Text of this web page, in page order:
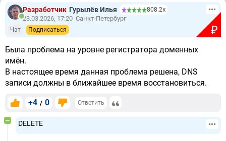
₽
Разработчик Гурылёв Илья 808.2к
23.03.2026, 17:20 Санкт-Петербург
Чат Подписаться
Была проблема на уровне регистратора доменных
имён.
В настоящее время данная проблема решена, DNS
записи должны в ближайшее время восстановиться.
+4 / 0 Ответить
DELETE